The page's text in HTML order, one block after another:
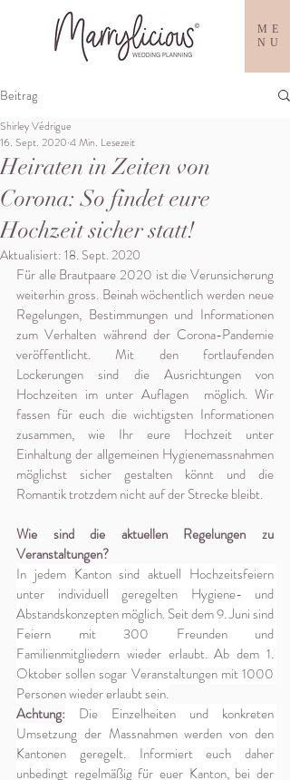
ME
NU
Beitrag
Heiraten in Zeiten von
Corona: So findet eure
Hochzeit sicher statt!
Shirley Védrigue
16. Sept. 2020 4 Min. Lesezeit
Aktualisiert: 18. Sept. 2020
Für alle Brautpaare 2020 ist die Verunsicherung
weiterhin gross. Beinah wöchentlich werden neue
Regelungen, Bestimmungen und Informationen
zum Verhalten während der Corona-Pandemie
veröffentlicht. Mit den fortlaufenden
Lockerungen sind die Ausrichtungen von
Hochzeiten im unter Auflagen  möglich. Wir
fassen für euch die wichtigsten Informationen
zusammen, wie Ihr eure Hochzeit unter
Einhaltung der allgemeinen Hygienemassnahmen
möglichst sicher gestalten könnt und die
Romantik trotzdem nicht auf der Strecke bleibt.
Wie sind die aktuellen Regelungen zu
Veranstaltungen?
In jedem Kanton sind aktuell Hochzeitsfeiern
unter individuell geregelten Hygiene- und
Abstandskonzepten möglich. Seit dem 9. Juni sind
Feiern mit 300 Freunden und
Familienmitgliedern wieder erlaubt. Ab dem 1.
Oktober sollen sogar Veranstaltungen mit 1000
Personen wieder erlaubt sein.
Achtung: Die Einzelheiten und konkreten
Umsetzung der Massnahmen werden von den
Kantonen geregelt. Informiert euch daher
unbedingt regelmäßig für euer Kanton, bei der